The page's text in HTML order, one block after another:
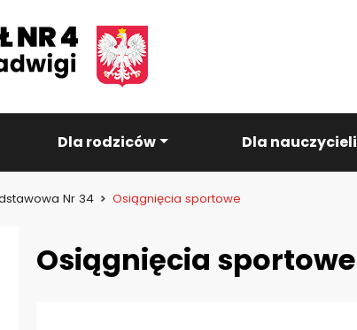
Dla rodziców Dla nauczycieli
Nr 34 Osiągnięcia sportowe
Osiągnięcia sportowe